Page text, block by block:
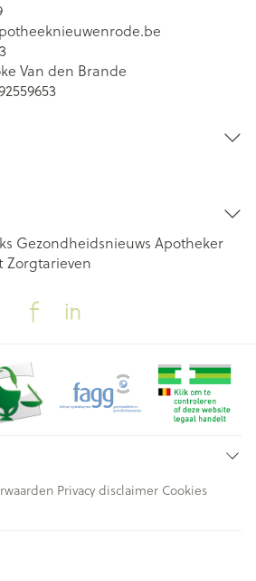
Van den Brande
Gezondheidsnieuws Apotheker
Zorgtarieven
Privacy disclaimer Cookies